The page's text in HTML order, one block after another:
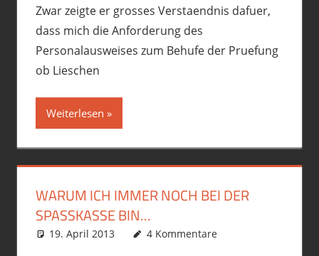
Zwar zeigte er grosses Verstaendnis dafuer,
dass mich die Anforderung des
Personalausweises zum Behufe der Pruefung
ob Lieschen
Weiterlesen
WARUM ICH IMMER NOCH BEI DER
SPASSKASSE BIN…
19. April 2013 phil
Allgemein,Premiumschrott
4 Kommentare